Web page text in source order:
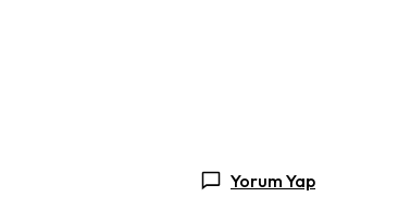
Yorum Yap